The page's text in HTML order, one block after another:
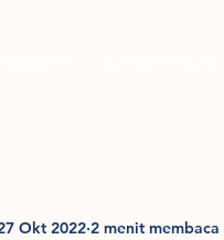
Okt 2022 2 menit membaca